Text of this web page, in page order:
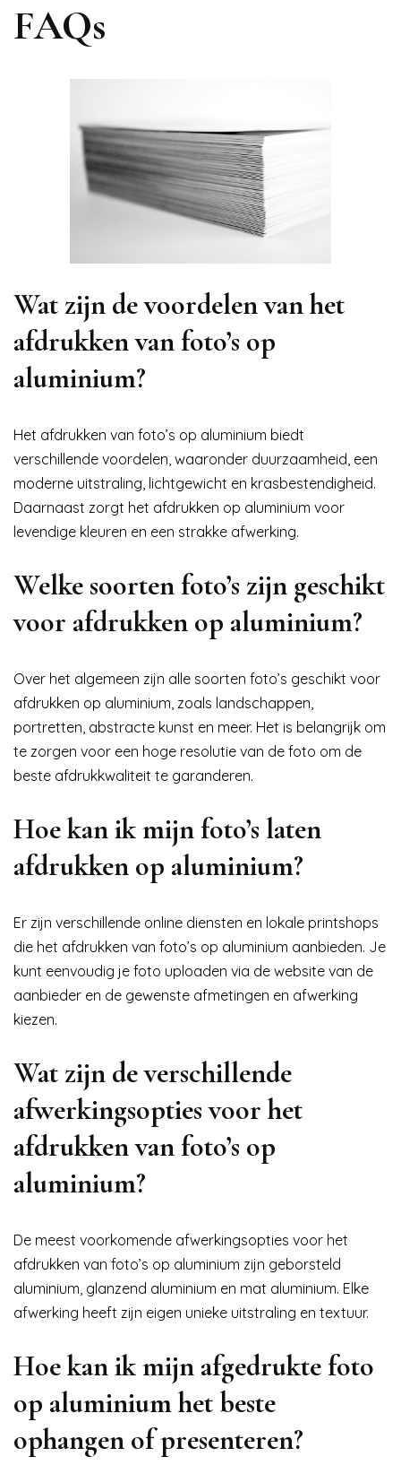
FAQs
Wat zijn de voordelen van het
afdrukken van foto’s op
aluminium?
Het afdrukken van foto’s op aluminium biedt
verschillende voordelen, waaronder duurzaamheid, een
moderne uitstraling, lichtgewicht en krasbestendigheid.
Daarnaast zorgt het afdrukken op aluminium voor
levendige kleuren en een strakke afwerking.
Welke soorten foto’s zijn geschikt
voor afdrukken op aluminium?
Over het algemeen zijn alle soorten foto’s geschikt voor
afdrukken op aluminium, zoals landschappen,
portretten, abstracte kunst en meer. Het is belangrijk om
te zorgen voor een hoge resolutie van de foto om de
beste afdrukkwaliteit te garanderen.
Hoe kan ik mijn foto’s laten
afdrukken op aluminium?
Er zijn verschillende online diensten en lokale printshops
die het afdrukken van foto’s op aluminium aanbieden. Je
kunt eenvoudig je foto uploaden via de website van de
aanbieder en de gewenste afmetingen en afwerking
kiezen.
Wat zijn de verschillende
afwerkingsopties voor het
afdrukken van foto’s op
aluminium?
De meest voorkomende afwerkingsopties voor het
afdrukken van foto’s op aluminium zijn geborsteld
aluminium, glanzend aluminium en mat aluminium. Elke
afwerking heeft zijn eigen unieke uitstraling en textuur.
Hoe kan ik mijn afgedrukte foto
op aluminium het beste
ophangen of presenteren?